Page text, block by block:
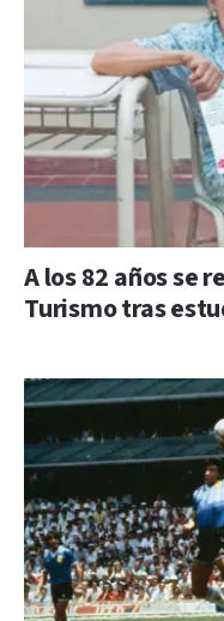
A los 82 años se
Turismo tras